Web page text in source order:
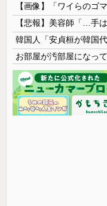
【画像】「ワイらのゴ
【悲報】美容師「…手
お部屋が汚部屋になって